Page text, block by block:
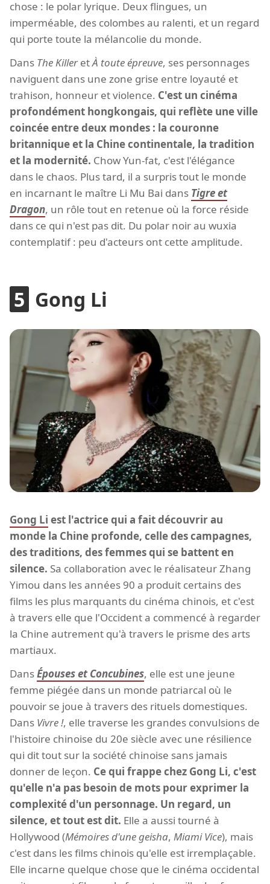
chose : le polar lyrique. Deux flingues, un
imperméable, des colombes au ralenti, et un regard
qui porte toute la mélancolie du monde.
Dans The KilleretÀ toute épreuve, ses personnages
naviguent dans une zone grise entre loyauté et
trahison, honneur et violence. C'est un cinéma
profondément hongkongais, qui reflète une ville
coincée entre deux mondes : la couronne
britannique et la Chine continentale, la tradition
et la modernité. Chow Yun-fat, c'est l'élégance
dans le chaos. Plus tard, il a surpris tout le monde
en incarnant le maître Li Mu Bai dans Tigre et
Dragon, un rôle tout en retenue où la force réside
dans ce qui n'est pas dit. Du polar noir au wuxia
contemplatif : peu d'acteurs ont cette amplitude.
Gong Li
Gong Li est l'actrice qui a fait découvrir au
monde la Chine profonde, celle des campagnes,
des traditions, des femmes qui se battent en
silence. Sa collaboration avec le réalisateur Zhang
Yimou dans les années 90 a produit certains des
films les plus marquants du cinéma chinois, et c'est
à travers elle que l'Occident a commencé à regarder
la Chine autrement qu'à travers le prisme des arts
martiaux.
DansÉpouses et Concubines, elle est une jeune
femme piégée dans un monde patriarcal où le
pouvoir se joue à travers des rituels domestiques.
Dans Vivre !, elle traverse les grandes convulsions de
l'histoire chinoise du 20e siècle avec une résilience
qui dit tout sur la société chinoise sans jamais
donner de leçon. Ce qui frappe chez Gong Li, c'est
qu'elle n'a pas besoin de mots pour exprimer la
complexité d'un personnage. Un regard, un
silence, et tout est dit. Elle a aussi tourné à
Hollywood (Mémoires d'une geisha, Miami Vice), mais
c'est dans les films chinois qu'elle est irremplaçable.
Elle incarne quelque chose que le cinéma occidental